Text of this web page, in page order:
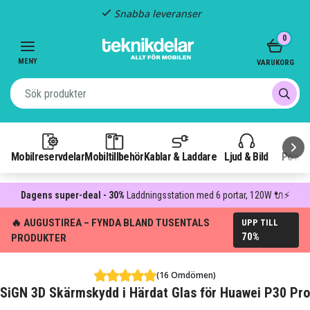
Snabba leveranser
MENY
MobilreservdelarMobiltillbehör Kablar & Laddare Ljud & Bild
0
VARUKORG
Dagens super-deal - 30% Laddningsstation med 6 portar, 120W 🔌⚡
🔥 AUGUSTIREA – FYNDA BLAND TUSENTALS
PRODUKTER
UPP TILL
70%
(16 Omdömen)
SiGN 3D Skärmskydd i Härdat Glas för Huawei P30 Pro